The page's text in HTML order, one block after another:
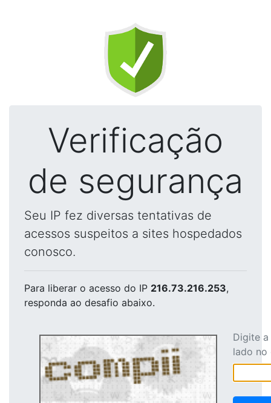
Verificação
de segurança
Seu IP fez diversas tentativas de
acessos suspeitos a sites hospedados
conosco.
Para liberar o acesso do IP 216.73.216.253,
responda ao desafio abaixo.
Digite
lado no